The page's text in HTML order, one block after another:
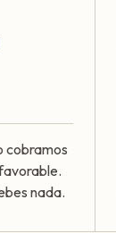
cobramos
nada.